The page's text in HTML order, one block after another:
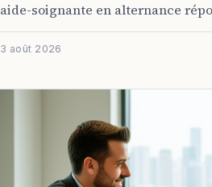
aide-soignante en alternance
3 août 2026